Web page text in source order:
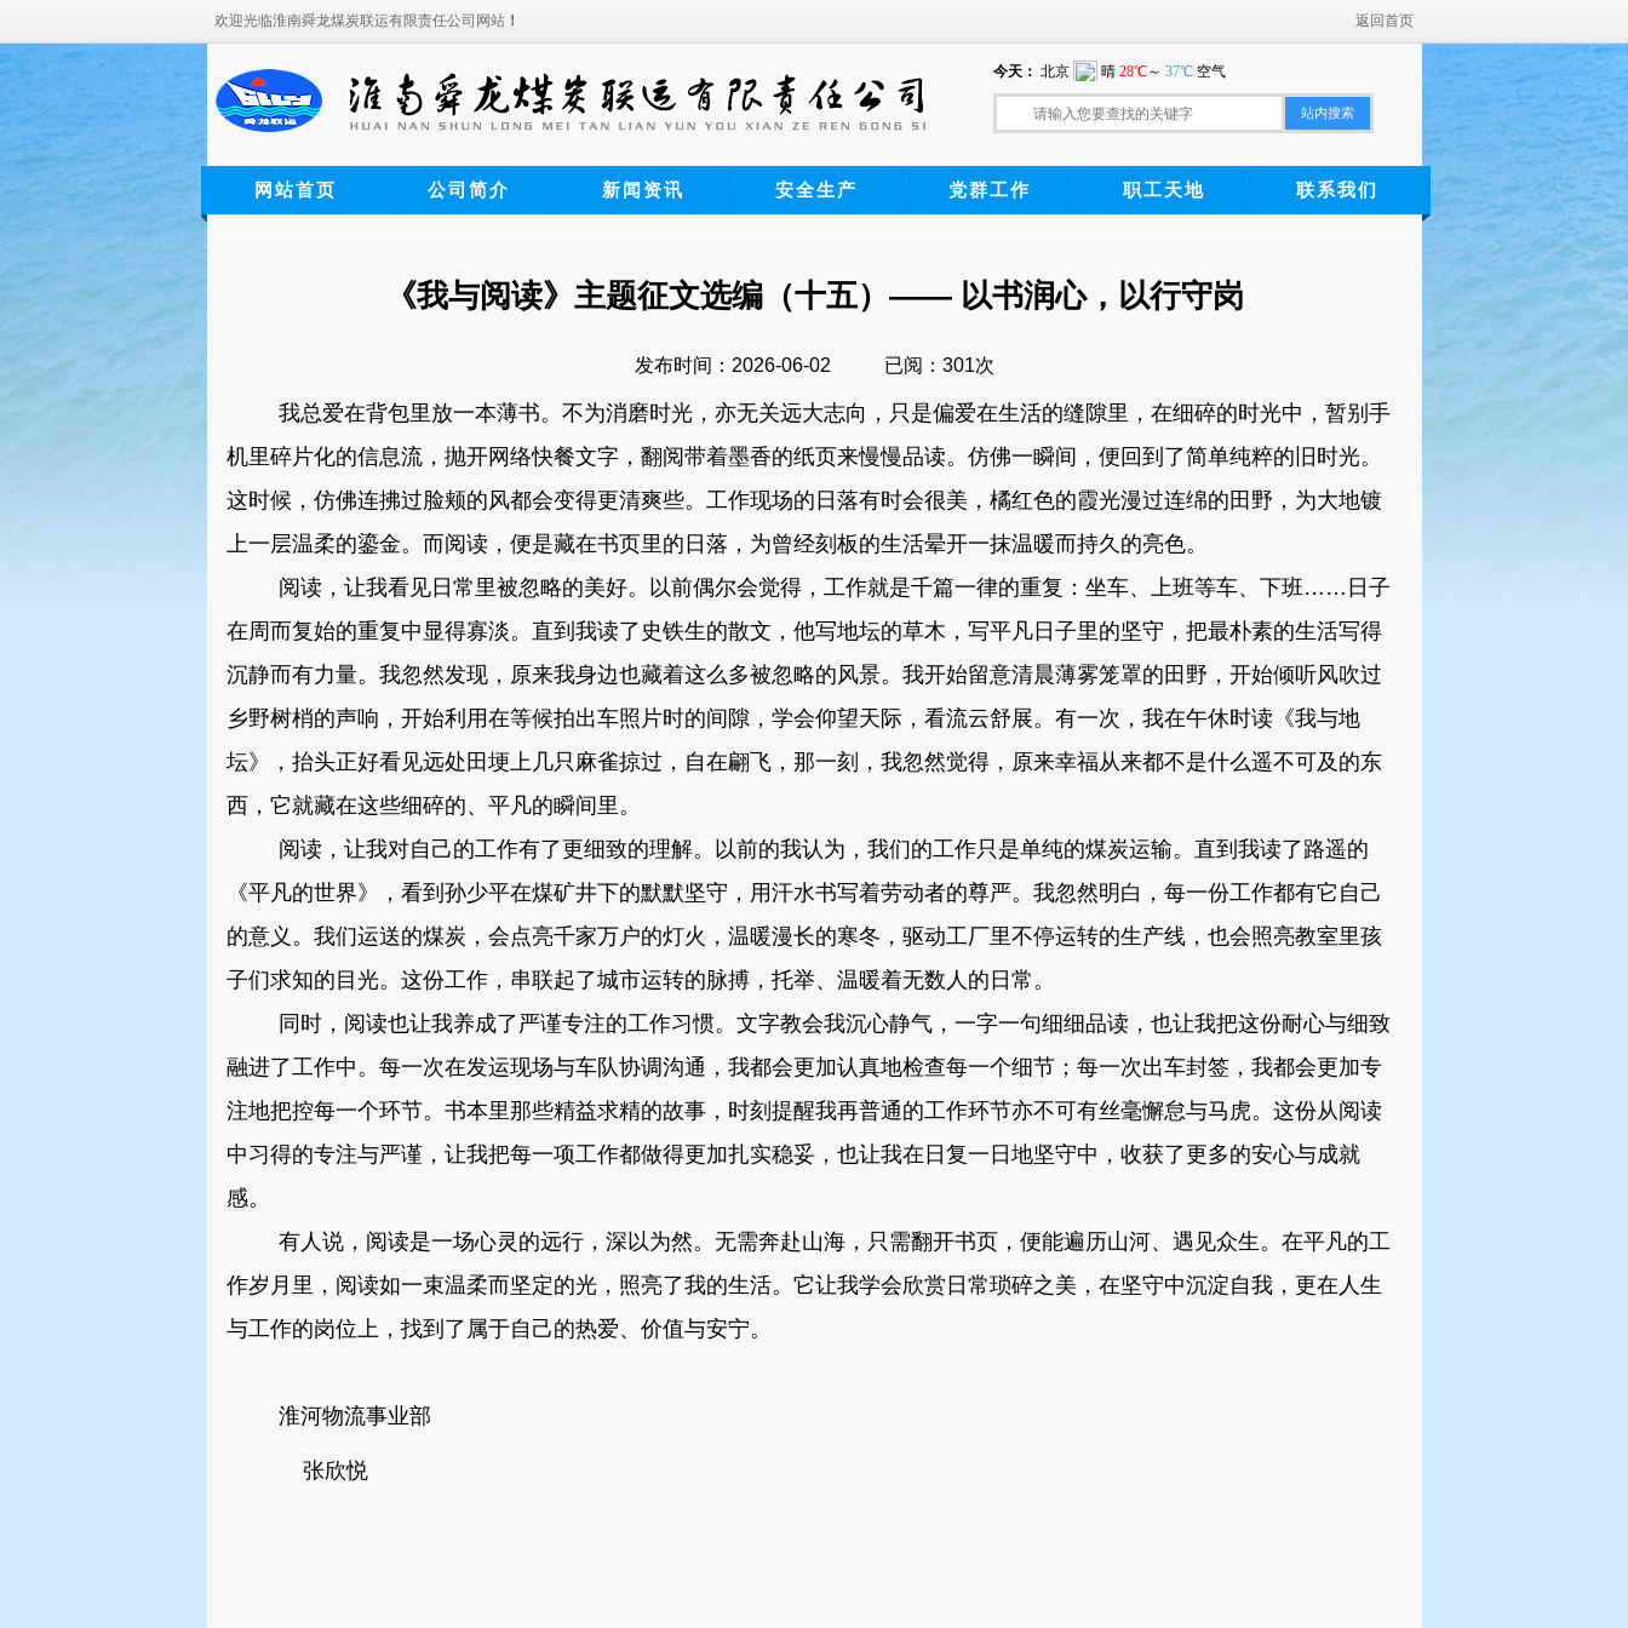
欢迎光临淮南舜龙煤炭联运有限责任公司网站 ！ 返回首页
站内搜索
网站首页 公司简介 新闻资讯 安全生产 党群工作 职工天地 联系我们
《我与阅读》主题征文选编（十五）—— 以书润心，以行守岗
发布时间：2026-06-02 已阅：301次
我总爱在背包里放一本薄书。不为消磨时光，亦无关远大志向，只是偏爱在生活的缝隙里，在细碎的时光中，暂别手
机里碎片化的信息流，抛开网络快餐文字，翻阅带着墨香的纸页来慢慢品读。仿佛一瞬间，便回到了简单纯粹的旧时光。
这时候，仿佛连拂过脸颊的风都会变得更清爽些。工作现场的日落有时会很美，橘红色的霞光漫过连绵的田野，为大地镀
上一层温柔的鎏金。而阅读，便是藏在书页里的日落，为曾经刻板的生活晕开一抹温暖而持久的亮色。
阅读，让我看见日常里被忽略的美好。以前偶尔会觉得，工作就是千篇一律的重复：坐车、上班等车、下班……日子
在周而复始的重复中显得寡淡。直到我读了史铁生的散文，他写地坛的草木，写平凡日子里的坚守，把最朴素的生活写得
沉静而有力量。我忽然发现，原来我身边也藏着这么多被忽略的风景。我开始留意清晨薄雾笼罩的田野，开始倾听风吹过
乡野树梢的声响，开始利用在等候拍出车照片时的间隙，学会仰望天际，看流云舒展。有一次，我在午休时读《我与地
坛》，抬头正好看见远处田埂上几只麻雀掠过，自在翩飞，那一刻，我忽然觉得，原来幸福从来都不是什么遥不可及的东
西，它就藏在这些细碎的、平凡的瞬间里。
阅读，让我对自己的工作有了更细致的理解。以前的我认为，我们的工作只是单纯的煤炭运输。直到我读了路遥的
《平凡的世界》，看到孙少平在煤矿井下的默默坚守，用汗水书写着劳动者的尊严。我忽然明白，每一份工作都有它自己
的意义。我们运送的煤炭，会点亮千家万户的灯火，温暖漫长的寒冬，驱动工厂里不停运转的生产线，也会照亮教室里孩
子们求知的目光。这份工作，串联起了城市运转的脉搏，托举、温暖着无数人的日常。
同时，阅读也让我养成了严谨专注的工作习惯。文字教会我沉心静气，一字一句细细品读，也让我把这份耐心与细致
融进了工作中。每一次在发运现场与车队协调沟通，我都会更加认真地检查每一个细节；每一次出车封签，我都会更加专
注地把控每一个环节。书本里那些精益求精的故事，时刻提醒我再普通的工作环节亦不可有丝毫懈怠与马虎。这份从阅读
中习得的专注与严谨，让我把每一项工作都做得更加扎实稳妥，也让我在日复一日地坚守中，收获了更多的安心与成就
感。
有人说，阅读是一场心灵的远行，深以为然。无需奔赴山海，只需翻开书页，便能遍历山河、遇见众生。在平凡的工
作岁月里，阅读如一束温柔而坚定的光，照亮了我的生活。它让我学会欣赏日常琐碎之美，在坚守中沉淀自我，更在人生
与工作的岗位上，找到了属于自己的热爱、价值与安宁。
淮河物流事业部
张欣悦